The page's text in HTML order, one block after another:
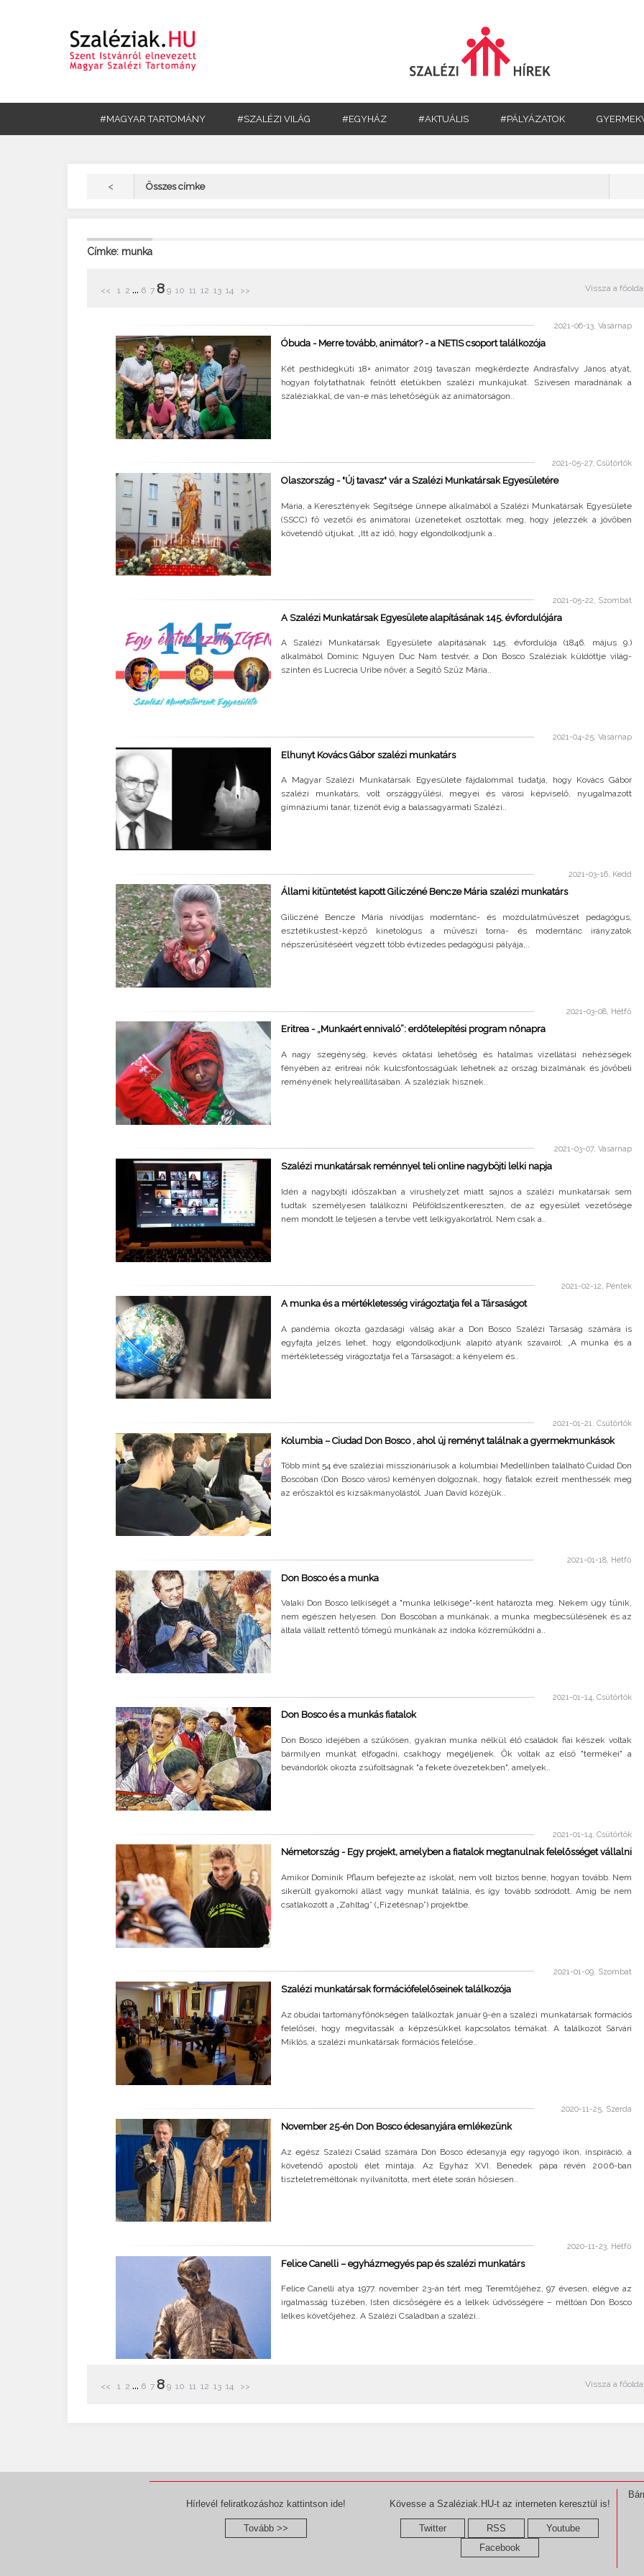
#MAGYAR TARTOMÁNY #SZALÉZI VILÁG #EGYHÁZ #AKTUÁLIS #PÁLYÁZATOK
< Összes címke
Címke: munka
Vissza a
<< 1 2 ... 6 7 8 9 10 11 12 13 14 >>
2021-06-13, Vasárnap
Óbuda - Merre tovább, animátor? - a NETIS csoport találkozója
Két pesthidegkúti 18+ animátor 2019 tavaszán megkérdezte Andrásfalvy János atyát,
hogyan folytathatnák felnőtt életükben szalézi munkájukat. Szívesen maradnának a
szaléziakkal, de van-e más lehetőségük az animátorságon..
2021-05-27, Csütörtök
Olaszország - "Új tavasz" vár a Szalézi Munkatársak Egyesületére
Mária, a Keresztények Segítsége ünnepe alkalmából a Szalézi Munkatársak Egyesülete
(SSCC) fő vezetői és animátorai üzeneteket osztottak meg, hogy jelezzék a jövőben
követendő útjukat. „Itt az idő, hogy elgondolkodjunk a..
2021-05-22, Szombat
A Szalézi Munkatársak Egyesülete alapításának 145. évfordulójára
A Szalézi Munkatársak Egyesülete alapításának 145. évfordulója (1846. május 9.)
alkalmából Dominic Nguyen Duc Nam testvér, a Don Bosco Szaléziak küldöttje világ-
szinten és Lucrecia Uribe nővér, a Segítő Szűz Mária..
2021-04-25, Vasárnap
Elhunyt Kovács Gábor szalézi munkatárs
A Magyar Szalézi Munkatársak Egyesülete fájdalommal tudatja, hogy Kovács Gábor
szalézi munkatárs, volt országgyűlési, megyei és városi képviselő, nyugalmazott
gimnáziumi tanár, tizenöt évig a balassagyarmati Szalézi..
2021-03-16, Kedd
Állami kitüntetést kapott Giliczéné Bencze Mária szalézi munkatárs
Giliczéné Bencze Mária nívódíjas moderntánc- és mozdulatművészet pedagógus,
esztétikustest-képző kinetológus a művészi torna- és moderntánc irányzatok
népszerűsítéséért végzett több évtizedes pedagógusi pályája,..
2021-03-08, Hétfő
Eritrea - „Munkaért ennivaló”: erdőtelepítési program nőnapra
A nagy szegénység, kevés oktatási lehetőség és hatalmas vízellátási nehézségek
fényében az eritreai nők kulcsfontosságúak lehetnek az ország bizalmának és jövőbeli
reményének helyreállításában. A szaléziak hisznek..
2021-03-07, Vasárnap
Szalézi munkatársak reménnyel teli online nagyböjti lelki napja
Idén a nagyböjti időszakban a vírushelyzet miatt sajnos a szalézi munkatársak sem
tudtak személyesen találkozni Péliföldszentkereszten, de az egyesület vezetősége
nem mondott le teljesen a tervbe vett lelkigyakorlatról. Nem csak a..
2021-02-12, Péntek
A munka és a mértékletesség virágoztatja fel a Társaságot
A pandémia okozta gazdasági válság akár a Don Bosco Szalézi Társaság számára is
egyfajta jelzés lehet, hogy elgondolkodjunk alapító atyánk szavairól: „A munka és a
mértékletesség virágoztatja fel a Társaságot; a kényelem és..
2021-01-21, Csütörtök
Kolumbia – Ciudad Don Bosco , ahol új reményt találnak a gyermekmunkások
Több mint 54 éve szaléziai misszionáriusok a kolumbiai Medellínben található Cuidad Don
Boscóban (Don Bosco város) keményen dolgoznak, hogy fiatalok ezreit menthessék meg
az erőszaktól és kizsákmányolástól. Juan David közéjük..
2021-01-18, Hétfő
Don Bosco és a munka
Valaki Don Bosco lelkiségét a "munka lelkisége"-ként határozta meg. Nekem úgy tűnik,
nem egészen helyesen. Don Boscóban a munkának, a munka megbecsülésének és az
általa vállalt rettentő tömegű munkának az indoka közreműködni a..
2021-01-14, Csütörtök
Don Bosco és a munkás fiatalok
Don Bosco idejében a szűkösen, gyakran munka nélkül élő családok fiai készek voltak
bármilyen munkát elfogadni, csakhogy megéljenek. Ők voltak az első "termékei" a
bevándorlók okozta zsúfoltságnak "a fekete övezetekben", amelyek..
2021-01-14, Csütörtök
Németország - Egy projekt, amelyben a fiatalok megtanulnak felelősséget vállalni
Amikor Dominik Pflaum befejezte az iskolát, nem volt biztos benne, hogyan tovább. Nem
sikerült gyakornoki állást vagy munkát találnia, és így tovább sodródott. Amíg be nem
csatlakozott a „Zahltag” („Fizetésnap”) projektbe.
2021-01-09, Szombat
Szalézi munkatársak formációfelelőseinek találkozója
Az óbudai tartományfőnökségen találkoztak január 9-én a szalézi munkatársak formációs
felelősei, hogy megvitassák a képzésükkel kapcsolatos témákat. A találkozót Sárvári
Miklós, a szalézi munkatársak formációs felelőse..
2020-11-25, Szerda
November 25-én Don Bosco édesanyjára emlékezünk
Az egész Szalézi Család számára Don Bosco édesanyja egy ragyogó ikon, inspiráció, a
követendő apostoli élet mintája. Az Egyház XVI. Benedek pápa révén 2006-ban
tiszteletreméltónak nyilvánította, mert élete során hősiesen..
2020-11-23, Hétfő
Felice Canelli – egyházmegyés pap és szalézi munkatárs
Felice Canelli atya 1977. november 23-án tért meg Teremtőjéhez, 97 évesen, elégve az
irgalmasság tüzében, Isten dicsőségére és a lelkek üdvösségére – méltóan Don Bosco
lelkes követőjéhez. A Szalézi Családban a szalézi..
Vissza a
<< 1 2 ... 6 7 8 9 10 11 12 13 14 >>
Hírlevél feliratkozáshoz kattintson ide!
Tovább >>
Kövesse a Szaléziak.HU-t az interneten keresztül is!
Twitter RSS
Youtube
Facebook